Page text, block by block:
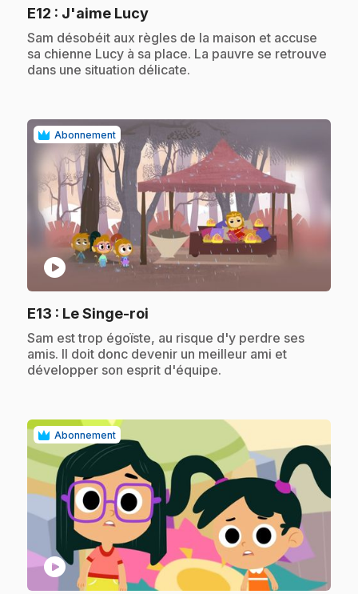
E12 : J'aime Lucy.
.Sam désobéit aux règles de la maison et accuse
sa chienne Lucy à sa place. La pauvre se retrouve
dans une situation délicate.
Abonnement
play_circle
E13 : Le Singe-roi
.Sam est trop égoïste, au risque d'y perdre ses
amis. Il doit donc devenir un meilleur ami et
développer son esprit d'équipe.
Abonnement
play_circle